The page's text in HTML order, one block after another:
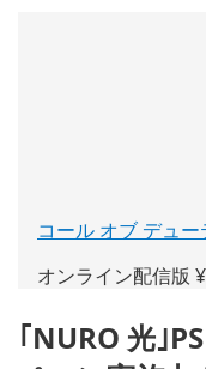
コール オブ デュ
オンライン配信版
｢NURO 光｣